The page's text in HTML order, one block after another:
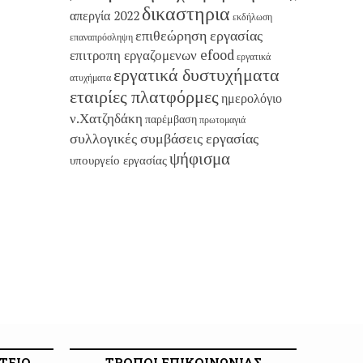
απεργία 2022 δικαστηρια εκδήλωση
επαναπρόσληψη επιθεώρηση εργασίας
επιτροπη εργαζομενων efood εργατικά
ατυχήματα εργατικά δυστυχήματα
εταιρίες πλατφόρμες ημερολόγιο
ν.Χατζηδάκη παρέμβαση πρωτομαγιά
συλλογικές συμβάσεις εργασίας
υπουργείο εργασίαςψήφισμα